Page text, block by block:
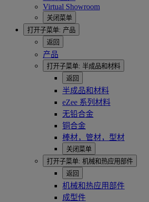
Virtual Showroom
关闭菜单
打开子菜单: 产品
返回
产品
打开子菜单: 半成品和材料
返回
半成品和材料
eZee 系列材料
无铅合金
铜合金
棒材，管材，型材
关闭菜单
打开子菜单: 机械和热应用部件
返回
机械和热应用部件
成型件